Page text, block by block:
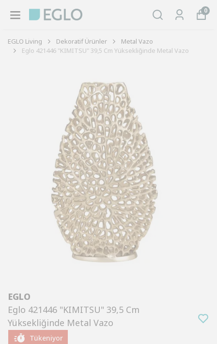
0
EGLO Living Dekoratif Ürünler
Metal Vazo
Eglo 421446 "KIMITSU" 39,5 Cm Yüksekliğinde Metal Vazo
EGLO
Eglo 421446 "KIMITSU" 39,5 Cm
Yüksekliğinde Metal Vazo
Tükeniyor